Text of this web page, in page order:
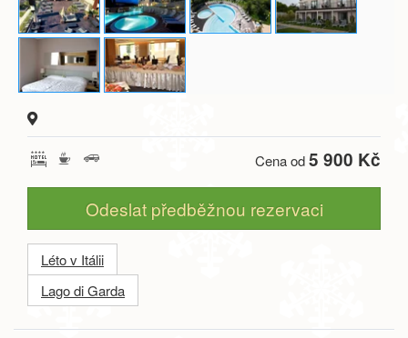
Cena od5 900 Kč
Odeslat předběžnou rezervaci
Léto v Itálii
Lago di Garda